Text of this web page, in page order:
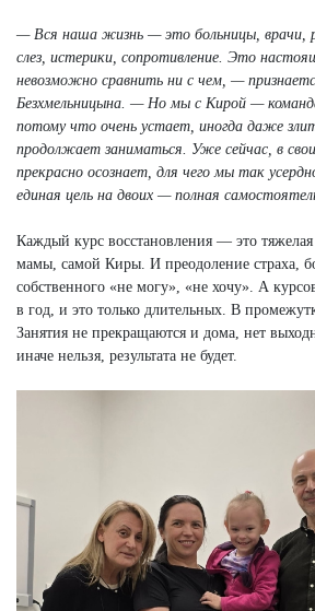
— Вся наша жизнь — это больницы, врачи,
слез, истерики, сопротивление. Это
невозможно сравнить ни с чем, —
Безхмельницына. — Но мы с Кирой —
потому что очень устает, иногда даже
продолжает заниматься. Уже сейчас, в
прекрасно осознает, для чего мы так
единая цель на двоих — полная
Каждый курс восстановления — это тяжелая
мамы, самой Киры. И преодоление страха,
собственного «не могу», «не хочу». А
в год, и это только длительных. В
Занятия не прекращаются и дома, нет
иначе нельзя, результата не будет.